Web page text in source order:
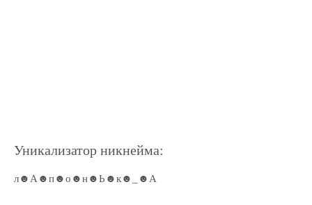
Уникализатор никнейма:
л☻А☻п☻о☻н☻Ь☻к☻_☻А